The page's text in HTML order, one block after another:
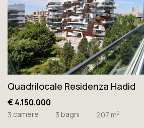
Quadrilocale Residenza Hadid
€ 4.150.000
3 camere 3 bagni 207 m2